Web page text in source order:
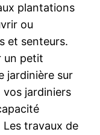
plantations
ou
et senteurs.
un petit
jardinière sur
jardiniers
Les travaux de